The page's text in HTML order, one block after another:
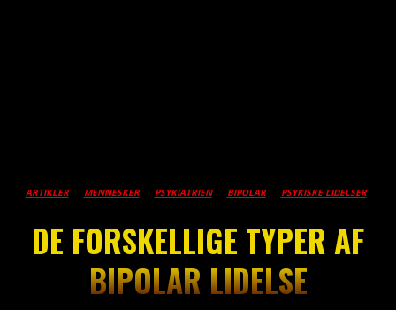
ARTIKLER MENNESKER PSYKIATRIEN BIPOLAR PSYKISKE LIDELSER
DE FORSKELLIGE TYPER AF
BIPOLAR LIDELSE